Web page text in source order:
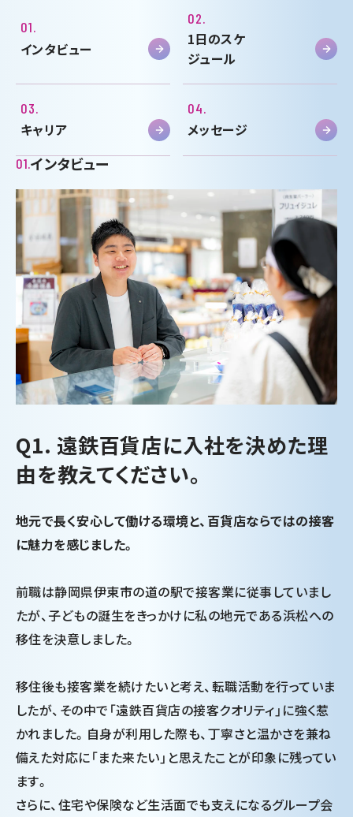
01.
インタビュー
02.
1日のスケ
ジュール
03.
キャリア
04.
メッセージ
01.インタビュー
Q1. 遠鉄百貨店に入社を決めた理
由を教えてください。
地元で長く安心して働ける環境と、百貨店ならではの接客
に魅力を感じました。
前職は静岡県伊東市の道の駅で接客業に従事していまし
たが、子どもの誕生をきっかけに私の地元である浜松への
移住を決意しました。
移住後も接客業を続けたいと考え、転職活動を行っていま
したが、その中で「遠鉄百貨店の接客クオリティ」に強く惹
かれました。自身が利用した際も、丁寧さと温かさを兼ね
備えた対応に「また来たい」と思えたことが印象に残ってい
ます。
さらに、住宅や保険など生活面でも支えになるグループ会